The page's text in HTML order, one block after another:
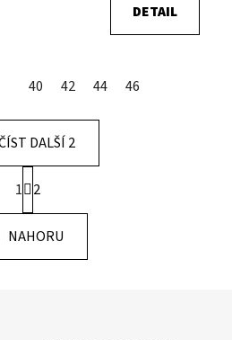
DETAIL
40 42 44 46
O
v
l
á
DALŠÍ 2
S
t
r
n
k
1 2
NAHORU